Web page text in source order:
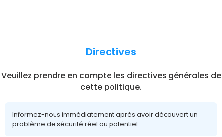
Directives
Veuillez prendre en compte les directives générales de
cette politique.
Informez-nous immédiatement après avoir découvert un
problème de sécurité réel ou potentiel.